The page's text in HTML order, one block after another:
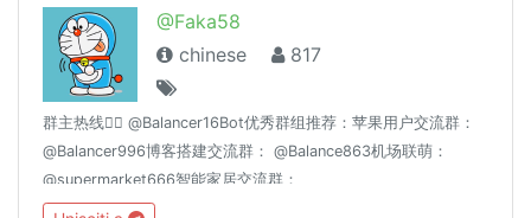
@Faka58
chinese
817
群主热线👉🏻 @Balancer16Bot优秀群组推荐：苹果用户交流群：
@Balancer996博客搭建交流群： @Balance863机场联萌：
@supermarket666智能家居交流群：
@homeassiant666MacOS/Hackintosh： @justice996Nas交流